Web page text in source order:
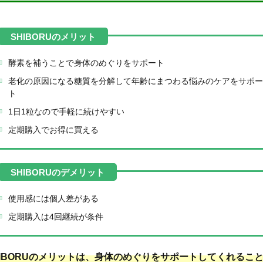
酵素を補うことで身体のめぐりをサポート
老化の原因になる糖質を分解して年齢にまつわる悩みのケアをサポー
ト
1日1粒なので手軽に続けやすい
定期購入でお得に買える
使用感には個人差がある
定期購入は4回継続が条件
のメリットは、身体のめぐりをサポートしてくれるこ